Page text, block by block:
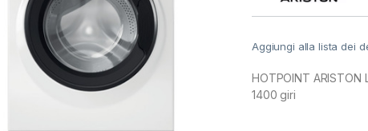
Aggiungi alla lista dei
HOTPOINT ARISTON
1400 giri